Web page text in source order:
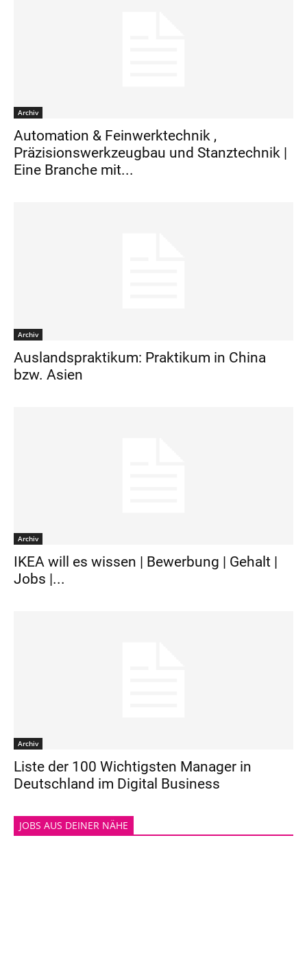
Archiv
Automation & Feinwerktechnik ,
Präzisionswerkzeugbau und Stanztechnik |
Eine Branche mit...
Archiv
Auslandspraktikum: Praktikum in China
bzw. Asien
Archiv
IKEA will es wissen | Bewerbung | Gehalt |
Jobs |...
Archiv
Liste der 100 Wichtigsten Manager in
Deutschland im Digital Business
JOBS AUS DEINER NÄHE